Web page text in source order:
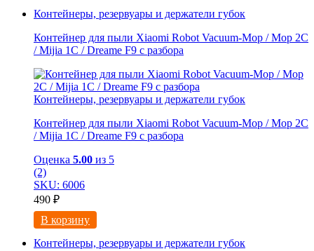
Контейнеры, резервуары и держатели губок
Контейнер для пыли Xiaomi Robot Vacuum-Mop / Mop 2C
/ Mijia 1C / Dreame F9 с разбора
Контейнеры, резервуары и держатели губок
Контейнер для пыли Xiaomi Robot Vacuum-Mop / Mop 2C
/ Mijia 1C / Dreame F9 с разбора
Оценка 5.00 из 5
(2)
SKU: 6006
490 ₽
В корзину
Контейнеры, резервуары и держатели губок